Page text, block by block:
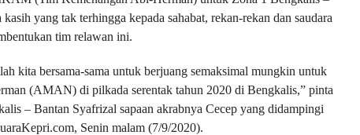
yang tak terhingga kepada sahabat, rekan-rekan dan saudara
tim relawan ini.
kita bersama-sama untuk berjuang semaksimal mungkin untuk
(AMAN) di pilkada serentak tahun 2020 di Bengkalis,” pinta
– Bantan Syafrizal sapaan akrabnya Cecep yang didampingi
Senin malam (7/9/2020).